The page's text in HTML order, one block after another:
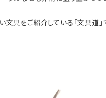
具をご紹介している「文具道